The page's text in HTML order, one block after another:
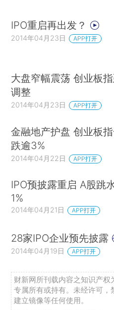
IPO重启再出发？
2014年04月23日 APP打开
大盘窄幅震荡 创业板
调整
2014年04月23日 APP打开
金融地产护盘 创业板
跌逾3%
2014年04月22日 APP打开
IPO预披露重启 A股跳
1%
2014年04月21日 APP打开
28家IPO企业预先披露
2014年04月19日 APP打开
财新网所刊载内容之知识产权
专属所有或持有。未经许可，
建立镜像等任何使用。